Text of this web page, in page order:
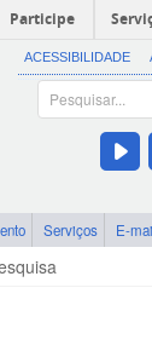
Participe
ACESSIBILIDADE
Serviços E-